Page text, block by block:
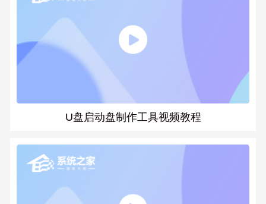
U盘启动盘制作工具视频教程